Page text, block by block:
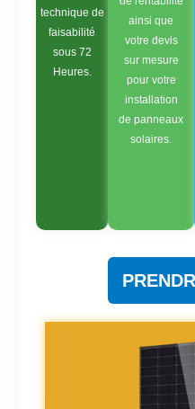
technique de
faisabilité
sous 72
Heures.
ainsi que
votre devis
sur mesure
pour votre
installation
de panneaux
solaires.